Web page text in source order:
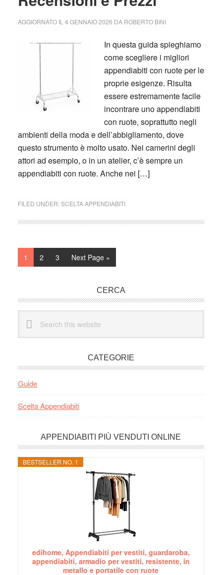
AGGIORNATO IL 4 GENNAIO 2026 DA ROBERTO BINI
In questa guida spieghiamo
come scegliere i migliori
appendiabiti con ruote per le
proprie esigenze. Risulta
essere estremamente facile
incontrare uno appendiabiti
con ruote, soprattutto negli
ambienti della moda e dell’abbigliamento, dove
questo strumento è molto usato. Nei camerini degli
attori ad esempio, o in un atelier, c’è sempre un
appendiabiti con ruote. Anche nei […]
FILED UNDER:SCELTA APPENDIABITI
Page
1 Page
2 Page
3
Go
to
Next Page »
Sidebar
CERCA
this
website
CATEGORIE
Guide
Scelta Appendiabiti
APPENDIABITI PIÙ VENDUTI ONLINE
BESTSELLER NO. 1
edihome, Appendiabiti per vestiti, guardaroba,
appendiabiti, armadio per vestiti, resistente, in
metallo e portatile con ruote